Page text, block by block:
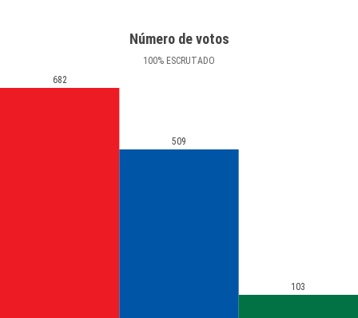
Número de votos
100% ESCRUTADO
682
509
103